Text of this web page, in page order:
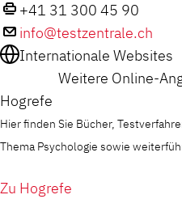
+41 31 300 45 90
info@testzentrale.ch
Internationale Websites
Weitere Online-
Hogrefe
Hier finden Sie Bücher,
Thema Psychologie sowie
Zu Hogrefe